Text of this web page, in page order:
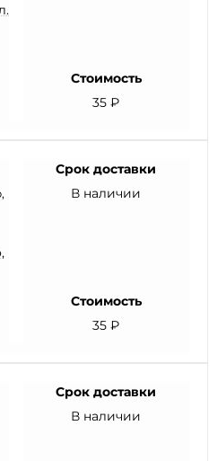
Стоимость
35 ₽
Срок доставки
В наличии
Стоимость
35 ₽
Срок доставки
В наличии